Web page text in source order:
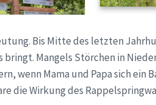
Bis Mitte des letzten
Mangels Störchen in
wenn Mama und Papa sich
die Wirkung des